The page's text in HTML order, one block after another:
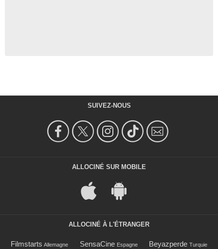
SUIVEZ-NOUS
ALLOCINÉ SUR MOBILE
ALLOCINÉ À L'ÉTRANGER
Filmstarts Allemagne SensaCine Espagne Beyazperde Turquie